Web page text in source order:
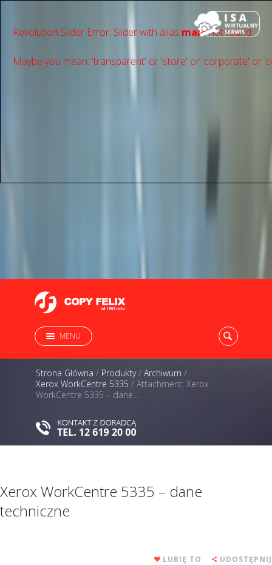
Revolution Slider Error: Slider with alias mainnot found.
Maybe you mean: 'transparent' or 'store' or 'сorporate' or
MENU
Strona Główna / Produkty/ Archiwum /
Xerox WorkCentre 5335 / Attachment: Xerox
WorkCentre 5335 – dane...
Xerox WorkCentre 5335 – dane
techniczne
LUBIĘ TO UDOSTĘPNIJ